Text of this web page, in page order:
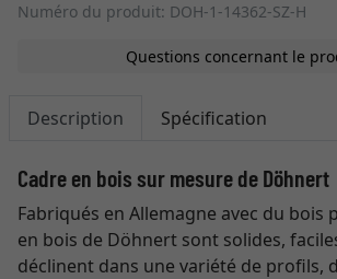
Numéro du produit: DOH-1-14362-SZ-H
Questions concernant le
Description Spécification
Cadre en bois sur mesure de Döhnert
Fabriqués en Allemagne avec du bois
en bois de Döhnert sont solides,
déclinent dans une variété de profils,